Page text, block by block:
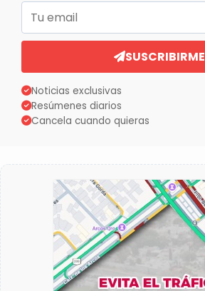
Correo electrónico
SUSCRIBIRME
Noticias exclusivas
Resúmenes diarios
Cancela cuando quieras